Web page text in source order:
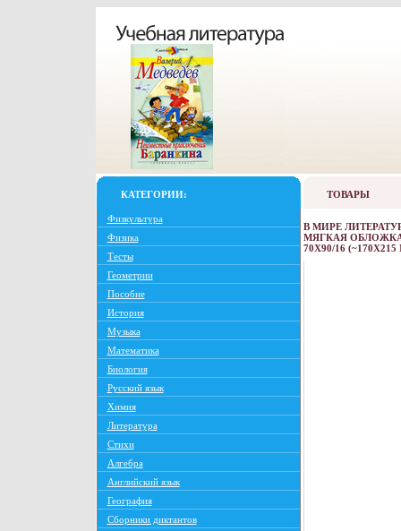
КАТЕГОРИИ:
Физкультура
Физика
Тесты
Геометрии
Пособие
История
Музыка
Математика
Биология
Русский язык
Химия
Литература
Стихи
Алгебра
Английский язык
География
Сборники диктантов
ТОВАРЫ
В МИРЕ
МЯГКАЯ ОБЛОЖКА,
70X90/16